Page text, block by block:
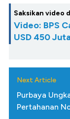
Saksikan video
Video: BPS
USD 450
Next Article
Purbaya
Pertahanan